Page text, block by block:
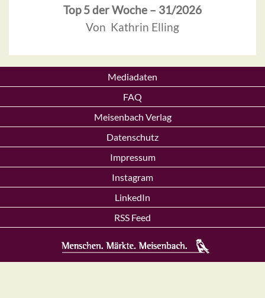
Top 5 der Woche – 31/2026
Von Kathrin Elling
Mediadaten
FAQ
Meisenbach Verlag
Datenschutz
Impressum
Instagram
LinkedIn
RSS Feed